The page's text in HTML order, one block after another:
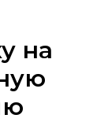
на